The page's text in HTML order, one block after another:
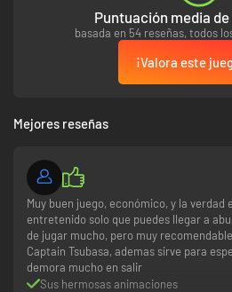
Puntuación media
basada en 54 reseñas, todos
¡Valora este
Mejores reseñas
Muy buen juego, económico, y la verdad
entretenido solo que puedes llegar a
de jugar mucho, pero muy
Captain Tsubasa, ademas sirve para
demora mucho en salir
Sus hermosas animaciones